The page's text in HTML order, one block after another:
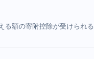
額の寄附控除が受けられ